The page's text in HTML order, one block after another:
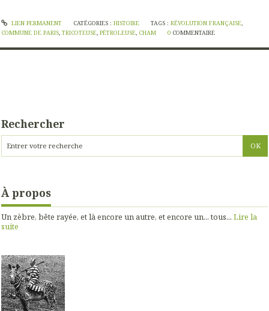
LIEN PERMANENT CATÉGORIES : HISTOIRE TAGS : RÉVOLUTION FRANÇAISE,
COMMUNE DE PARIS, TRICOTEUSE, PÉTROLEUSE, CHAM 0 COMMENTAIRE
Rechercher
À propos
Un zèbre, bête rayée, et là encore un autre, et encore un... tous... Lire la
suite